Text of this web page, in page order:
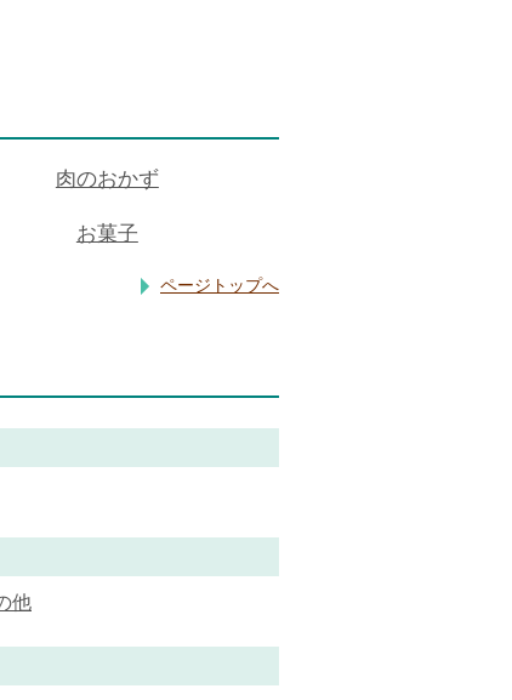
肉のおかず
お菓子
ページトップへ
他